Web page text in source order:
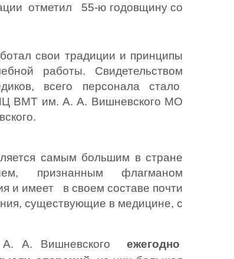
отметил   55-ю годовщину со
свои традиции и принципы
работы.
Свидетельством
всего персонала стало
ВМТ им. А. А. Вишневского МО
самым большим в стране
признанным флагманом
и имеет   в своем составе почти
существующие в медицине, с
А. Вишневского ежегодно